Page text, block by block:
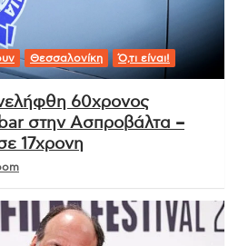
Θεσσαλονίκη Ό,τι είναι!
60χρονος
bar στην Ασπροβάλτα –
17χρονη